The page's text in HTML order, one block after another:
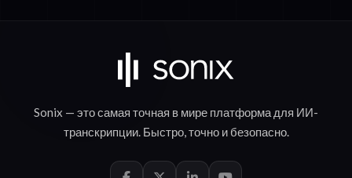
Sonix — это самая точная в мире платформа для ИИ-
транскрипции. Быстро,точнои безопасно.